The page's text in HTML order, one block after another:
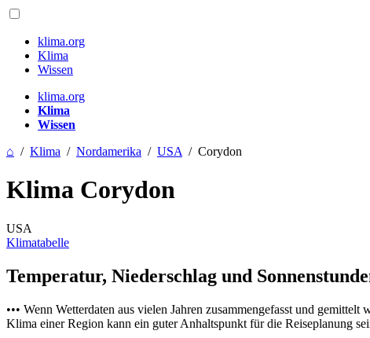
klima.org
Klima
Wissen
klima.org
Klima
Wissen
⌂ / Klima / Nordamerika / USA / Corydon
Klima Corydon
USA
Klimatabelle
Temperatur, Niederschlag und
••• Wenn Wetterdaten aus vielen Jahren zusammengefasst und gemittelt
Klima einer Region kann ein guter Anhaltspunkt für die Reiseplanung